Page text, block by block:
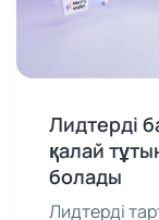
Лидтерді
қалай
болады